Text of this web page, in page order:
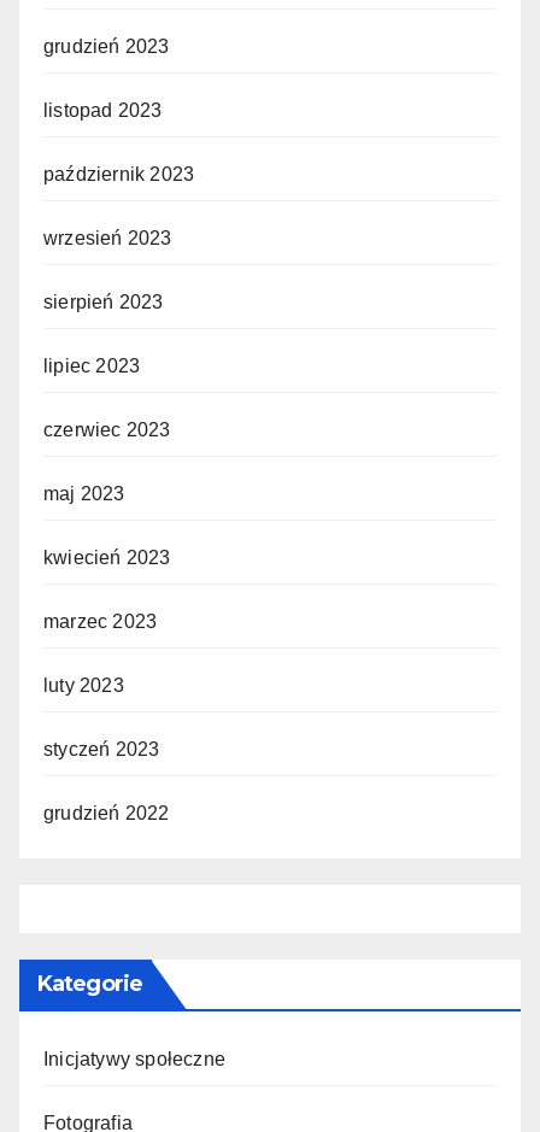
grudzień 2023
listopad 2023
październik 2023
wrzesień 2023
sierpień 2023
lipiec 2023
czerwiec 2023
maj 2023
kwiecień 2023
marzec 2023
luty 2023
styczeń 2023
grudzień 2022
Kategorie
Inicjatywy społeczne
Fotografia